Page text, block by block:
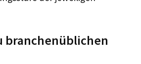
branchenüblichen